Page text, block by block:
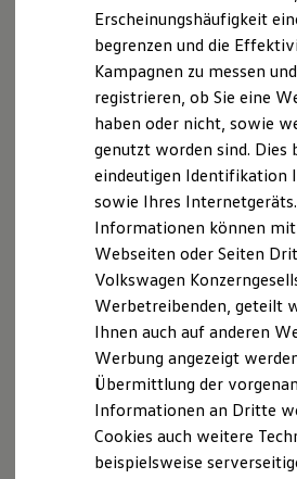
Marke und Erlebnis
Volkswagen R und R
R-Modelle
R Experience
Driving Experience
Volkswagen entdecken
Werkbesichtigung
Lifestyle Shop
T-Roc Kollektion
Golf Kollektion
Volkswagen
R-Kollektion
GTI Kollektion
Fußball Drop
we drive football
#wedriveproud
Besitzer und Service
myVolkswagen
Software Updates
Service und Ersatzteile
Inspektion und HU/
Erscheinungshäufigkeit
begrenzen und die
Kampagnen zu messen
registrieren, ob Sie eine
haben oder nicht, sowie
genutzt worden sind. Dies
eindeutigen Identifikation
sowie Ihres
Informationen können mit
Webseiten oder Seiten
Volkswagen
Werbetreibenden, geteilt
Ihnen auch auf anderen
Werbung angezeigt
Übermittlung der
Informationen an Dritte
Cookies auch weitere
beispielsweise